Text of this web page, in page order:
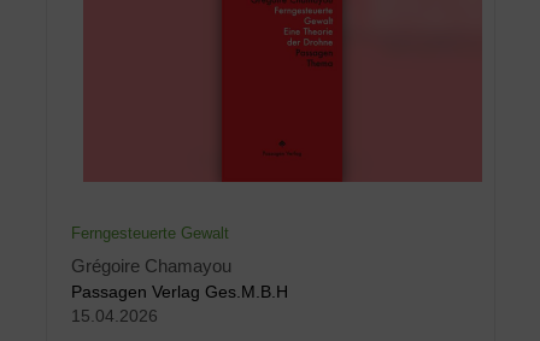
Ferngesteuerte Gewalt
Grégoire Chamayou
Passagen Verlag Ges.M.B.H
15.04.2026